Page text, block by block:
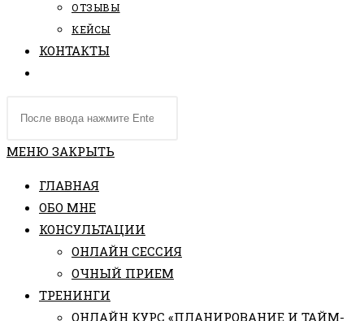
ОТЗЫВЫ
КЕЙСЫ
КОНТАКТЫ
ПО
САЙТУ
сайте
МЕНЮ ЗАКРЫТЬ
ГЛАВНАЯ
ОБО МНЕ
КОНСУЛЬТАЦИИ
ОНЛАЙН СЕССИЯ
ОЧНЫЙ ПРИЕМ
ТРЕНИНГИ
ОНЛАЙН КУРС «ПЛАНИРОВАНИЕ И ТАЙМ-